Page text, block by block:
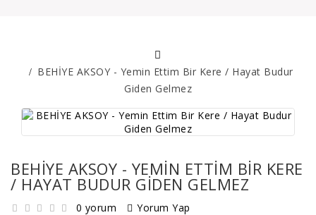
BEHİYE AKSOY - Yemin Ettim Bir Kere / Hayat Budur
Giden Gelmez
BEHİYE AKSOY - YEMIN ETTIM BIR KERE
/ HAYAT BUDUR GIDEN GELMEZ
0 yorum
Yorum Yap